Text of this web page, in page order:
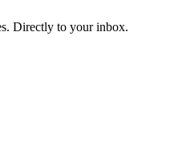
Directly to your inbox.